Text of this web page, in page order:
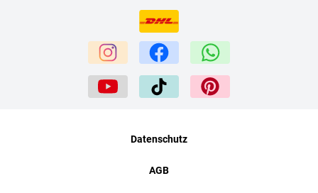
Datenschutz
AGB